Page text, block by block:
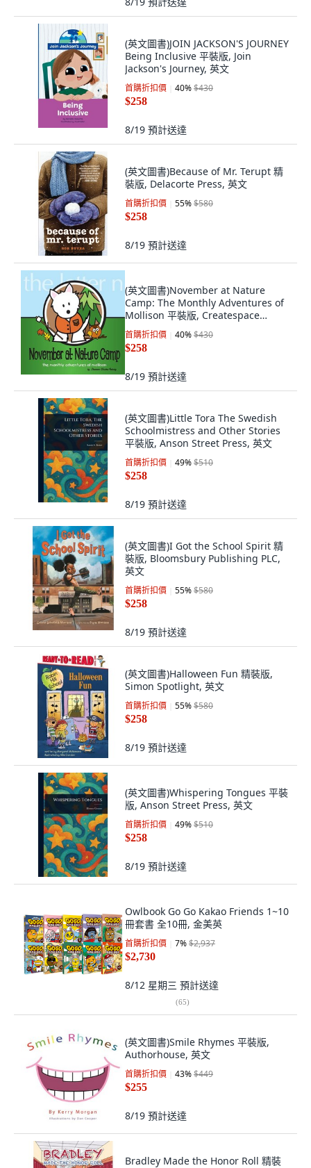
(英文圖書)JOIN JACKSON'S JOURNEY
Being Inclusive 平裝版, Join
Jackson's Journey, 英文
首購折扣價 40%$430
$258
8/19 預計送達
(英文圖書)Because of Mr. Terupt 精
裝版, Delacorte Press, 英文
首購折扣價 55%$580
$258
8/19 預計送達
(英文圖書)November at Nature
Camp: The Monthly Adventures of
Mollison 平裝版, Createspace
Independent Pub..., 英文
首購折扣價 40%$430
$258
8/19 預計送達
(英文圖書)Little Tora The Swedish
Schoolmistress and Other Stories
平裝版, Anson Street Press, 英文
首購折扣價 49%$510
$258
8/19 預計送達
(英文圖書)I Got the School Spirit 精
裝版, Bloomsbury Publishing PLC,
英文
首購折扣價 55%$580
$258
8/19 預計送達
(英文圖書)Halloween Fun 精裝版,
Simon Spotlight, 英文
首購折扣價 55%$580
$258
8/19 預計送達
(英文圖書)Whispering Tongues 平裝
版, Anson Street Press, 英文
首購折扣價 49%$510
$258
8/19 預計送達
Owlbook Go Go Kakao Friends 1~10
冊套書 全10冊, 金美英
首購折扣價 7%$2,937
$2,730
8/12 星期三 預計送達
(65)
(英文圖書)Smile Rhymes 平裝版,
Authorhouse, 英文
首購折扣價 43%$449
$255
8/19 預計送達
Bradley Made the Honor Roll 精裝